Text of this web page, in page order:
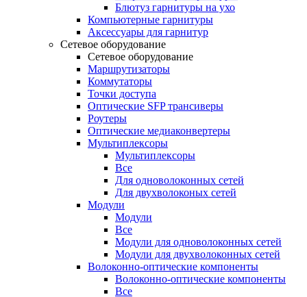
Блютуз гарнитуры на ухо
Компьютерные гарнитуры
Аксессуары для гарнитур
Сетевое оборудование
Сетевое оборудование
Маршрутизаторы
Коммутаторы
Точки доступа
Оптические SFP трансиверы
Роутеры
Оптические медиаконвертеры
Мультиплексоры
Мультиплексоры
Все
Для одноволоконных сетей
Для двухволоконых сетей
Модули
Модули
Все
Модули для одноволоконных сетей
Модули для двухволоконных сетей
Волоконно-оптические компоненты
Волоконно-оптические компоненты
Все